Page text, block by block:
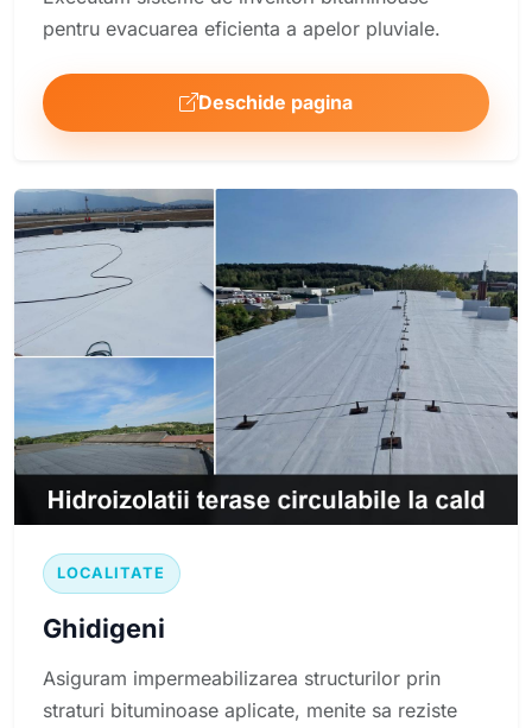
pentru evacuarea eficienta a apelor pluviale.
Deschide pagina
LOCALITATE
Ghidigeni
Asiguram impermeabilizarea structurilor prin
straturi bituminoase aplicate, menite sa reziste